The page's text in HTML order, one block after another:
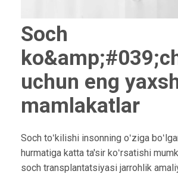
Soch
uchun eng
mamlakatlar
Soch toʻkilishi insonning oʻziga
hurmatiga katta ta'sir koʻrsatishi
soch transplantatsiyasi jarrohlik